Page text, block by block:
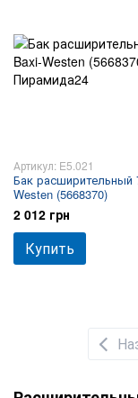
Артикул: E5.021
Бак расширительный
Westen (5668370)
2 012 грн
Купить